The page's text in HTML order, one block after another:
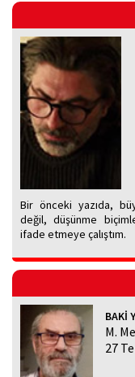
Bir önceki yazıda,
değil, düşünme
ifade etmeye çalıştım.
BAKİ
M.
27